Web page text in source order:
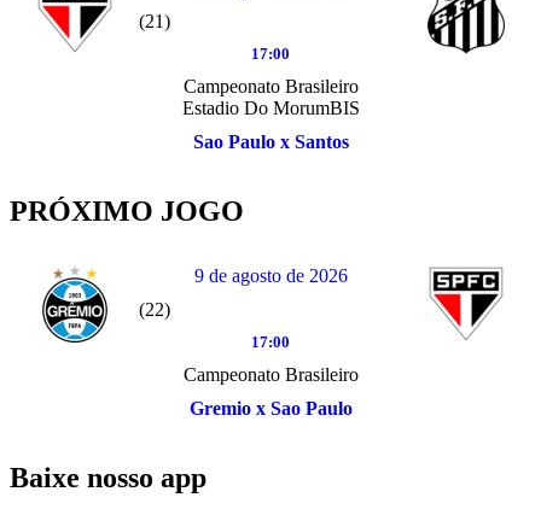
(21)
17:00
Campeonato Brasileiro
Estadio Do MorumBIS
Sao Paulo x Santos
PRÓXIMO JOGO
9 de agosto de 2026
(22)
17:00
Campeonato Brasileiro
Gremio x Sao Paulo
Baixe nosso app